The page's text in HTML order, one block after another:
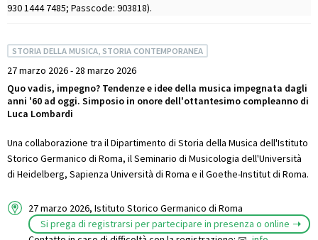
930 1444 7485; Passcode: 903818).
STORIA DELLA MUSICA, STORIA CONTEMPORANEA
27 marzo 2026 - 28 marzo 2026
Quo vadis, impegno? Tendenze e idee della musica impegnata dagli
anni '60 ad oggi. Simposio in onore dell'ottantesimo compleanno di
Luca Lombardi
Una collaborazione tra il Dipartimento di Storia della Musica dell'Istituto
Storico Germanico di Roma, il Seminario di Musicologia dell'Università
di Heidelberg, Sapienza Università di Roma e il Goethe-Institut di Roma.
27 marzo 2026, Istituto Storico Germanico di Roma
Si prega di registrarsi per partecipare in presenza o online